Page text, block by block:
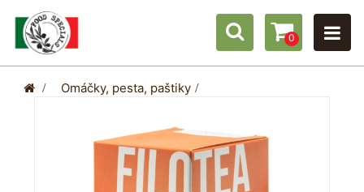
0
> Omáčky, pesta, paštiky >